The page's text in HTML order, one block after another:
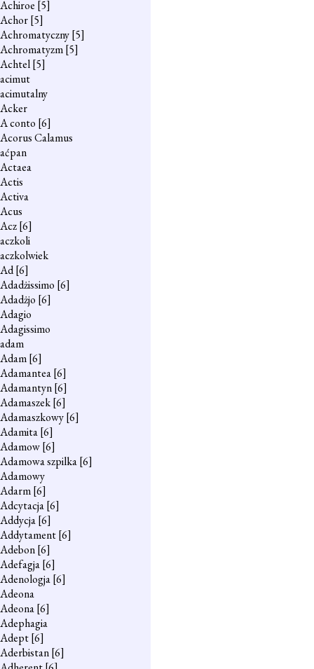
Achiroe [5]
Achor[5]
Achromatyczny[5]
Achromatyzm[5]
Achtel[5]
acimut
acimutalny
Acker
A conto [6]
Acorus Calamus
aćpan
Actaea
Actis
Activa
Acus
Acz[6]
aczkoli
aczkolwiek
Ad[6]
Adadżissimo [6]
Adadżjo [6]
Adagio
Adagissimo
adam
Adam[6]
Adamantea[6]
Adamantyn[6]
Adamaszek[6]
Adamaszkowy[6]
Adamita[6]
Adamow[6]
Adamowa szpilka[6]
Adamowy
Adarm[6]
Adcytacja[6]
Addycja[6]
Addytament[6]
Adebon[6]
Adefagja[6]
Adenologja[6]
Adeona
Adeona[6]
Adephagia
Adept[6]
Aderbistan[6]